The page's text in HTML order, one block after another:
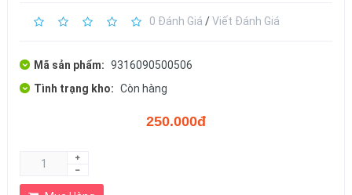
0 Đánh Giá /Viết Đánh Giá
Mã sản phẩm: 9316090500506
Tình trạng kho: Còn hàng
250.000đ